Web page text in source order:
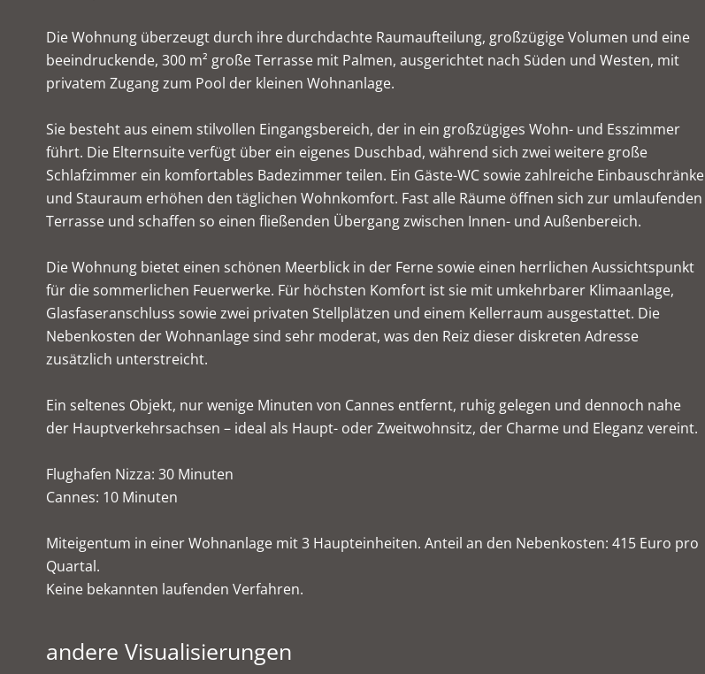
Die Wohnung überzeugt durch ihre durchdachte Raumaufteilung, großzügige Volumen und eine
beeindruckende, 300 m² große Terrasse mit Palmen, ausgerichtet nach Süden und Westen, mit
privatem Zugang zum Pool der kleinen Wohnanlage.
Sie besteht aus einem stilvollen Eingangsbereich, der in ein großzügiges Wohn- und Esszimmer
führt. Die Elternsuite verfügt über ein eigenes Duschbad, während sich zwei weitere große
Schlafzimmer ein komfortables Badezimmer teilen. Ein Gäste-WC sowie zahlreiche Einbauschränke
und Stauraum erhöhen den täglichen Wohnkomfort. Fast alle Räume öffnen sich zur umlaufenden
Terrasse und schaffen so einen fließenden Übergang zwischen Innen- und Außenbereich.
Die Wohnung bietet einen schönen Meerblick in der Ferne sowie einen herrlichen Aussichtspunkt
für die sommerlichen Feuerwerke. Für höchsten Komfort ist sie mit umkehrbarer Klimaanlage,
Glasfaseranschluss sowie zwei privaten Stellplätzen und einem Kellerraum ausgestattet. Die
Nebenkosten der Wohnanlage sind sehr moderat, was den Reiz dieser diskreten Adresse
zusätzlich unterstreicht.
Ein seltenes Objekt, nur wenige Minuten von Cannes entfernt, ruhig gelegen und dennoch nahe
der Hauptverkehrsachsen – ideal als Haupt- oder Zweitwohnsitz, der Charme und Eleganz vereint.
Flughafen Nizza: 30 Minuten
Cannes: 10 Minuten
Miteigentum in einer Wohnanlage mit 3 Haupteinheiten. Anteil an den Nebenkosten: 415 Euro pro
Quartal.
Keine bekannten laufenden Verfahren.
andere Visualisierungen